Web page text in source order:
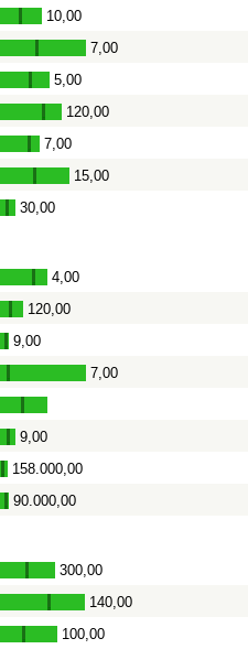
- 10,00
- 7,00
- 5,00
- 120,00
- 7,00
- 15,00
- 30,00
- 4,00
- 120,00
- 9,00
- 7,00
- 9,00
- 158.000,00
- 90.000,00
- 300,00
- 140,00
- 100,00